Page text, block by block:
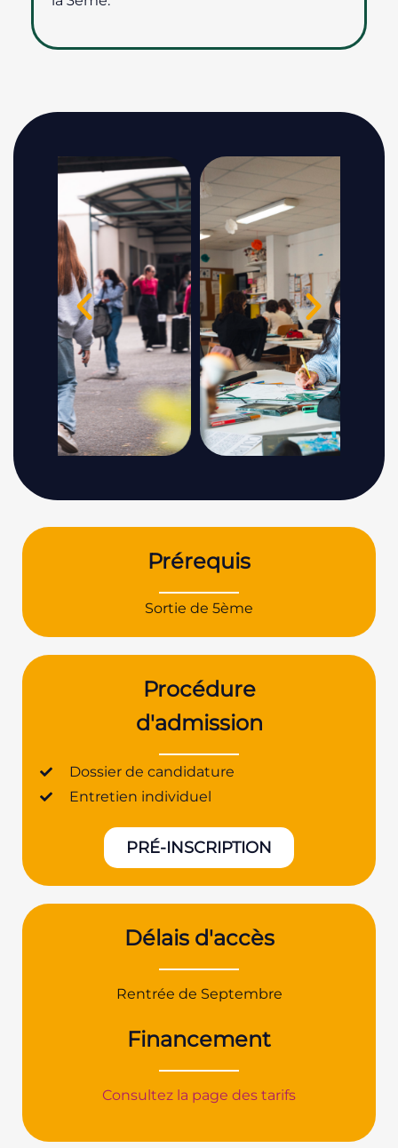
Prérequis
Sortie de 5ème
Procédure
d'admission
Dossier de candidature
Entretien individuel
PRÉ-INSCRIPTION
Délais d'accès
Rentrée de Septembre
Financement
Consultez la page des tarifs